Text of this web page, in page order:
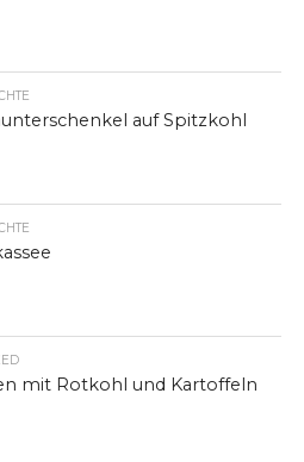
auf Spitzkohl
mit Rotkohl und Kartoffeln